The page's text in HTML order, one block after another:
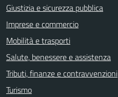
Giustizia e sicurezza pubblica
Imprese e commercio
Mobilità e trasporti
Salute, benessere e assistenza
Tributi, finanze e contravvenzioni
Turismo